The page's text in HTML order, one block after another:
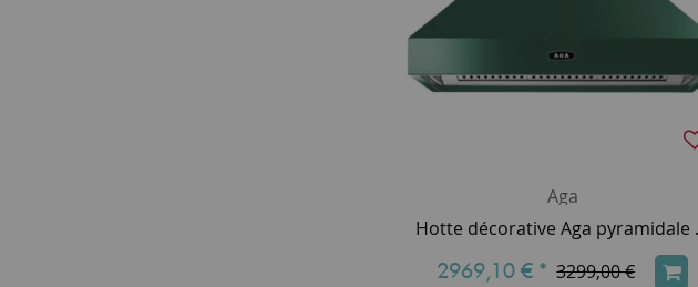
Aga
Hotte
2969,10 € * 3299,00 €